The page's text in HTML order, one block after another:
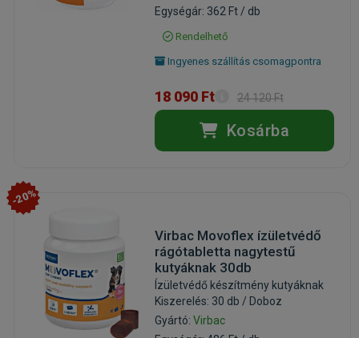
Egységár: 362 Ft / db
Rendelhető
Ingyenes szállítás csomagpontra
18 090 Ft 24 120 Ft
Kosárba
-20%
Virbac Movoflex ízületvédő
rágótabletta nagytestű
kutyáknak 30db
Ízületvédő készítmény kutyáknak
Kiszerelés: 30 db / Doboz
Gyártó: Virbac